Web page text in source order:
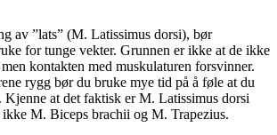
av ”lats” (M. Latissimus dorsi), bør
for tunge vekter. Grunnen er ikke at de ikke
kontakten med muskulaturen forsvinner.
rygg bør du bruke mye tid på å føle at du
at det faktisk er M. Latissimus dorsi
ikke M. Biceps brachii og M. Trapezius.